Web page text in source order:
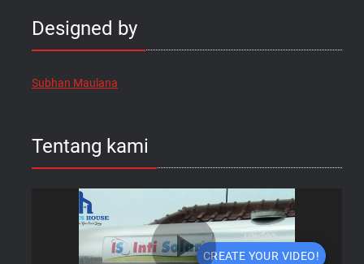
Designed by
Subhan Maulana
Tentang kami